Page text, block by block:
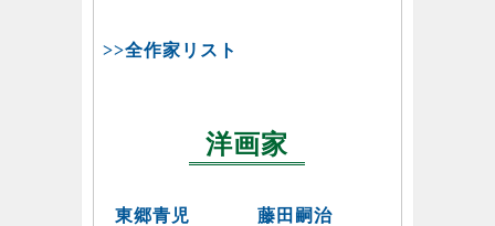
>>全作家リスト
洋画家
東郷青児 藤田嗣治